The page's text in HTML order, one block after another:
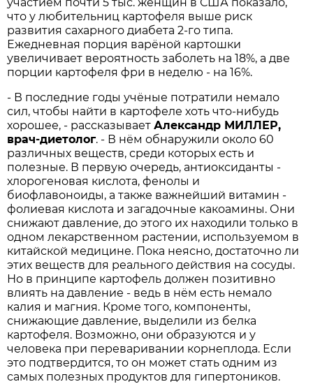
что у любительниц картофеля выше риск
развития сахарного диабета 2-го типа.
Ежедневная порция варёной картошки
увеличивает вероятность заболеть на 18%, а две
порции картофеля фри в неделю - на 16%.
- В последние годы учёные потратили немало
сил, чтобы найти в картофеле хоть что-нибудь
хорошее, - рассказываетАлександр МИЛЛЕР,
врач-диетолог. - В нём обнаружили около 60
различных веществ, среди которых есть и
полезные. В первую очередь, антиоксиданты -
хлорогеновая кислота, фенолы и
биофлавоноиды, а также важнейший витамин -
фолиевая кислота и загадочные какоамины. Они
снижают давление, до этого их находили только в
одном лекарственном растении, используемом в
китайской медицине. Пока неясно, достаточно ли
этих веществ для реального действия на сосуды.
Но в принципе картофель должен позитивно
влиять на давление - ведь в нём есть немало
калия и магния. Кроме того, компоненты,
снижающие давление, выделили из белка
картофеля. Возможно, они образуются и у
человека при переваривании корнеплода. Если
это подтвердится, то он может стать одним из
самых полезных продуктов для гипертоников.